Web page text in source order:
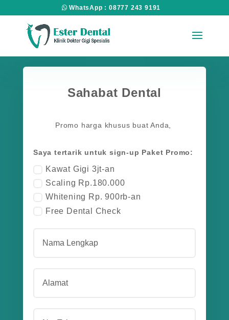
WhatsApp : 08777 243 9191
Sahabat Dental
Promo harga khusus buat Anda,
Saya tertarik untuk sign-up Paket
Promo:
Kawat Gigi 3jt-an
Scaling Rp.180.000
Whitening Rp. 900rb-an